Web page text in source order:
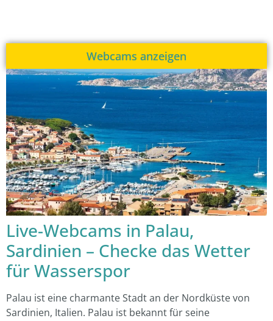
Webcams anzeigen
Live-Webcams in Palau,
Sardinien – Checke das Wetter
für Wasserspor
Palau ist eine charmante Stadt an der Nordküste von
Sardinien, Italien. Palau ist bekannt für seine